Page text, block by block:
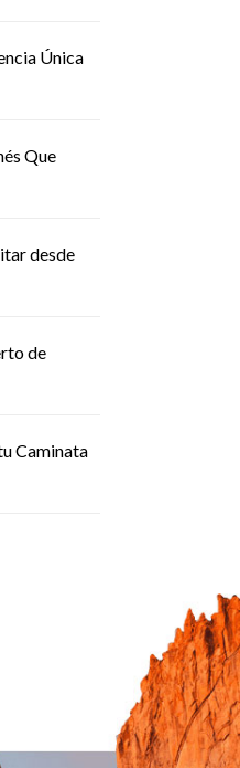
Única
Que
desde
de
Caminata